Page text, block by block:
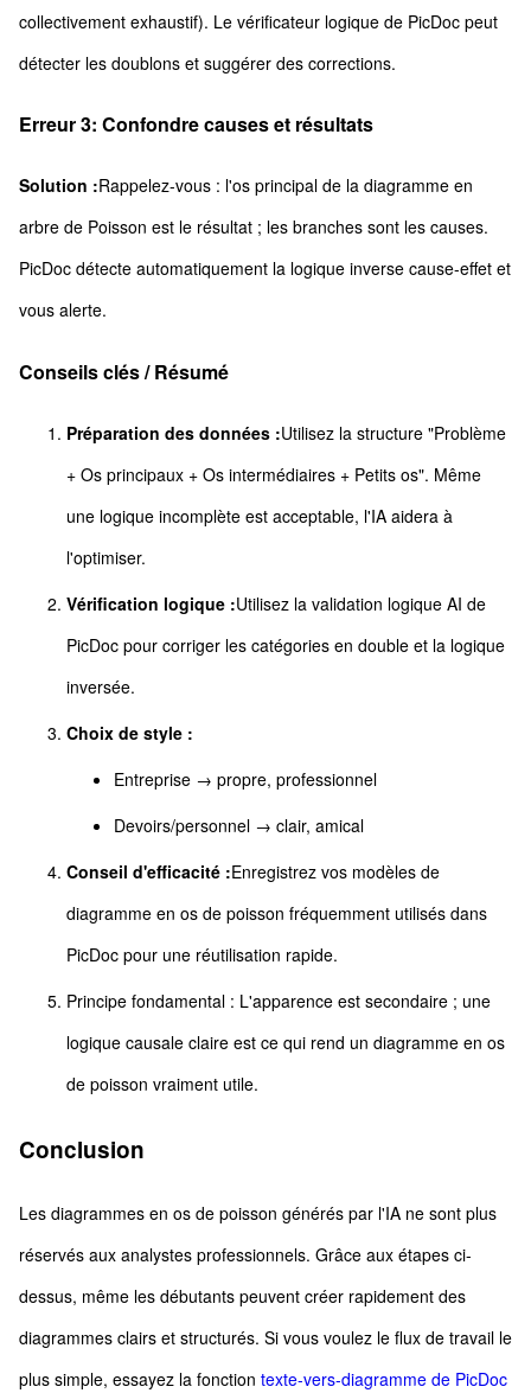
collectivement exhaustif). Le vérificateur logique de PicDoc peut
détecter les doublons et suggérer des corrections.
Erreur 3: Confondre causes et résultats
Solution :Rappelez-vous : l'os principal de la diagramme en
arbre de Poisson est le résultat ; les branches sont les causes.
PicDoc détecte automatiquement la logique inverse cause-effet et
vous alerte.
Conseils clés / Résumé
Préparation des données :Utilisez la structure "Problème
+ Os principaux + Os intermédiaires + Petits os". Même
une logique incomplète est acceptable, l'IA aidera à
l'optimiser.
Vérification logique :Utilisez la validation logique AI de
PicDoc pour corriger les catégories en double et la logique
inversée.
Choix de style :
Entreprise → propre, professionnel
Devoirs/personnel → clair, amical
Conseil d'efficacité :Enregistrez vos modèles de
diagramme en os de poisson fréquemment utilisés dans
PicDoc pour une réutilisation rapide.
Principe fondamental : L'apparence est secondaire ; une
logique causale claire est ce qui rend un diagramme en os
de poisson vraiment utile.
Conclusion
Les diagrammes en os de poisson générés par l'IA ne sont plus
réservés aux analystes professionnels. Grâce aux étapes ci-
dessus, même les débutants peuvent créer rapidement des
diagrammes clairs et structurés. Si vous voulez le flux de travail le
plus simple, essayez la fonction texte-vers-diagramme de PicDoc